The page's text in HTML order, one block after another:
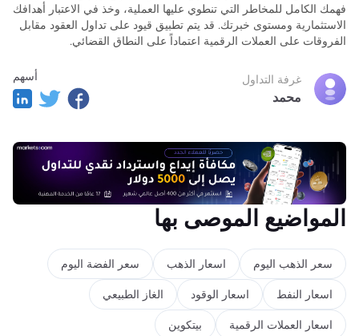
فهمك الكامل للمخاطر التي تنطوي عليها العملية، وخذ في الاعتبار أهدافك
الاستثمارية ومستوى خبرتك. قد يتم تطبيق قيود على تداول العقود مقابل
الفروقات على العملات الرقمية اعتماداً على النطاق القضائي.
غرفة التداول
محمد
أسهم
المواضيع الموصى بها
سعر الذهب اليوم اسعار الذهب سعر الفضة اليوم
اسعار النفط اسعار الوقود الغاز الطبيعي
اسعار العملات الرقمية بيتكوين